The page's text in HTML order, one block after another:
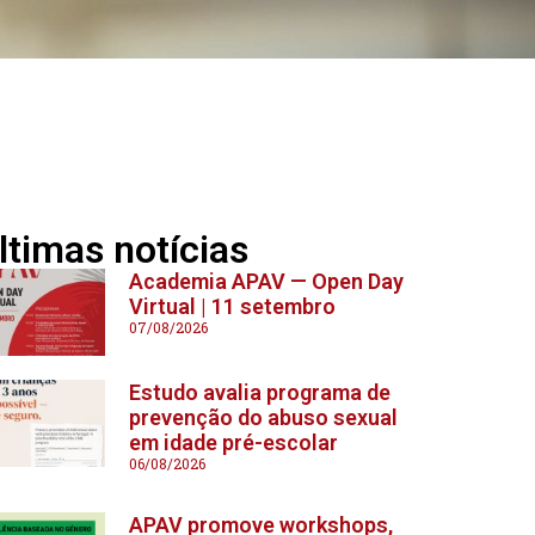
notícias
Academia APAV — Open Day
Virtual | 11 setembro
07/08/2026
Estudo avalia programa de
prevenção do abuso sexual
em idade pré-escolar
06/08/2026
APAV promove workshops,